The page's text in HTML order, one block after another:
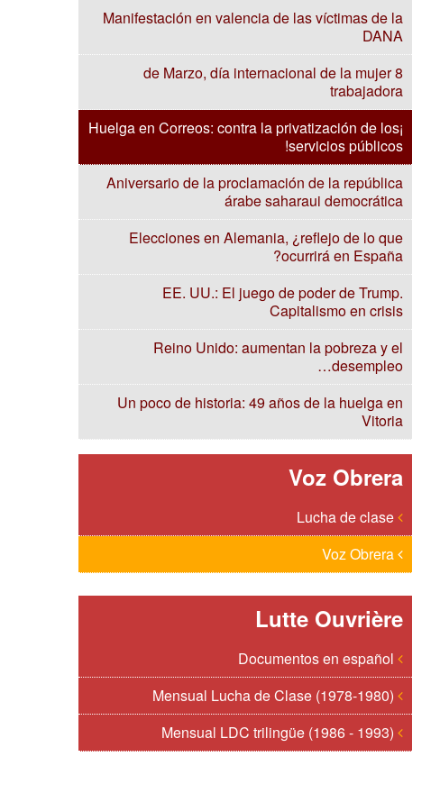
Manifestación en valencia de las víctimas de la
DANA
8 de Marzo, día internacional de la mujer
trabajadora
¡Huelga en Correos: contra la privatización de los
servicios públicos!
Aniversario de la proclamación de la república
árabe saharaui democrática
Elecciones en Alemania, ¿reflejo de lo que
ocurrirá en España?
EE. UU.: El juego de poder de Trump.
Capitalismo en crisis
Reino Unido: aumentan la pobreza y el
desempleo…
Un poco de historia: 49 años de la huelga en
Vitoria
Voz Obrera
Lutte Ouvrière